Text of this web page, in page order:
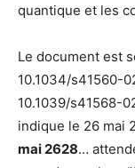
quantique et les
Le document est
10.1034/s41560-
10.1039/s41568-
indique le 26 mai
mai 2628…